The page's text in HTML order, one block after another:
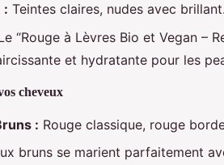
: Teintes claires, nudes avec brillant.
“Rouge à Lèvres Bio et Vegan –
et hydratante pour les
cheveux
: Rouge classique, rouge
bruns se marient parfaitement